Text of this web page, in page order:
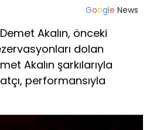
Google News
Akalın, önceki
dolan
Akalın şarkılarıyla
performansıyla